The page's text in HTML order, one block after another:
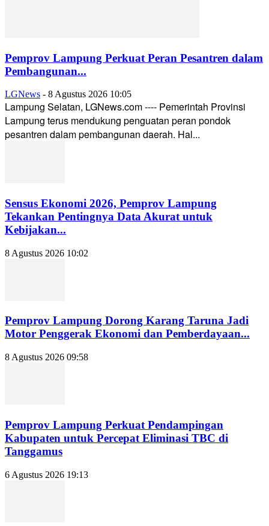
Pemprov Lampung Perkuat Peran Pesantren dalam
Pembangunan...
LGNews - 8 Agustus 2026 10:05
Lampung Selatan, LGNews.com ---- Pemerintah Provinsi
Lampung terus mendukung penguatan peran pondok
pesantren dalam pembangunan daerah. Hal...
Sensus Ekonomi 2026, Pemprov Lampung
Tekankan Pentingnya Data Akurat untuk
Kebijakan...
8 Agustus 2026 10:02
Pemprov Lampung Dorong Karang Taruna Jadi
Motor Penggerak Ekonomi dan Pemberdayaan...
8 Agustus 2026 09:58
Pemprov Lampung Perkuat Pendampingan
Kabupaten untuk Percepat Eliminasi TBC di
Tanggamus
6 Agustus 2026 19:13